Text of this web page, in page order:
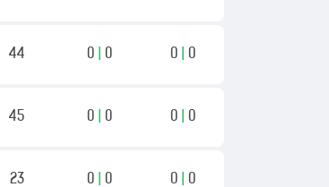
44 0 0 0 0
45 0 0 0 0
23 0 0 0 0